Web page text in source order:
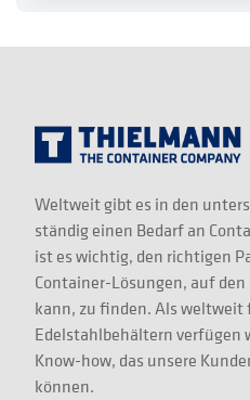
Weltweit gibt es in den
ständig einen Bedarf an
ist es wichtig, den richtigen
Container-Lösungen, auf den
kann, zu finden. Als weltweit
Edelstahlbehältern verfügen
Know-how, das unsere
können.